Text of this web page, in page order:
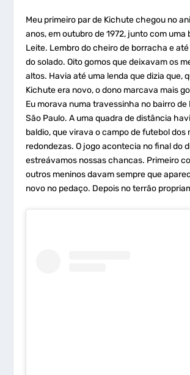
Meu primeiro par de Kichute chegou no
anos, em outubro de 1972, junto com uma
Leite. Lembro do cheiro de borracha e
do solado. Oito gomos que deixavam os
altos. Havia até uma lenda que dizia que,
Kichute era novo, o dono marcava mais
Eu morava numa travessinha no bairro de
São Paulo. A uma quadra de distância
baldio, que virava o campo de futebol dos
redondezas. O jogo acontecia no final do
estreávamos nossas chancas. Primeiro
outros meninos davam sempre que
novo no pedaço. Depois no terrão